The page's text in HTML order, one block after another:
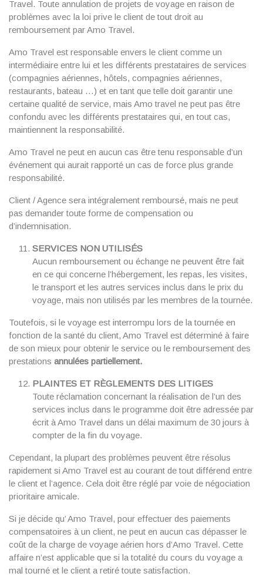
Travel. Toute annulation de projets de voyage en raison de
problèmes avec la loi prive le client de tout droit au
remboursement par Amo Travel.
Amo Travel est responsable envers le client comme un
intermédiaire entre lui et les différents prestataires de services
(compagnies aériennes, hôtels, compagnies aériennes,
restaurants, bateau …) et en tant que telle doit garantir une
certaine qualité de service, mais Amo travel ne peut pas être
confondu avec les différents prestataires qui, en tout cas,
maintiennent la responsabilité.
Amo Travel ne peut en aucun cas être tenu responsable d’un
événement qui aurait rapporté un cas de force plus grande
responsabilité.
Client / Agence sera intégralement remboursé, mais ne peut
pas demander toute forme de compensation ou
d’indemnisation.
SERVICES NON UTILISÉS
Aucun remboursement ou échange ne peuvent être fait
en ce qui concerne l’hébergement, les repas, les visites,
le transport et les autres services inclus dans le prix du
voyage, mais non utilisés par les membres de la tournée.
Toutefois, si le voyage est interrompu lors de la tournée en
fonction de la santé du client, Amo Travel est déterminé à faire
de son mieux pour obtenir le service ou le remboursement des
prestations annulées partiellement.
PLAINTES ET RÈGLEMENTS DES LITIGES
Toute réclamation concernant la réalisation de l’un des
services inclus dans le programme doit être adressée par
écrit à Amo Travel dans un délai maximum de 30 jours à
compter de la fin du voyage.
Cependant, la plupart des problèmes peuvent être résolus
rapidement si Amo Travel est au courant de tout différend entre
le client et l’agence. Cela doit être réglé par voie de négociation
prioritaire amicale.
Si je décide qu’ Amo Travel, pour effectuer des paiements
compensatoires à un client, ne peut en aucun cas dépasser le
coût de la charge de voyage aérien hors d’Amo Travel. Cette
affaire n’est applicable que si la totalité du cours du voyage a
mal tourné et le client a retiré toute satisfaction.